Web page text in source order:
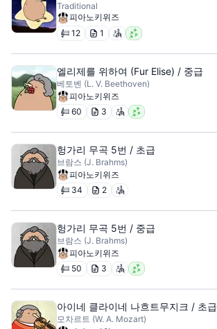
Traditional
피아노키위즈
12 1
엘리제를 위하여 (Fur Elise) / 중급
베토벤 (L. V. Beethoven)
피아노키위즈
60 3
헝가리 무곡 5번 / 초급
브람스 (J. Brahms)
피아노키위즈
34 2
헝가리 무곡 5번 / 중급
브람스 (J. Brahms)
피아노키위즈
50 3
아이네 클라이네 나흐트무지크 / 초급
모차르트 (W. A. Mozart)